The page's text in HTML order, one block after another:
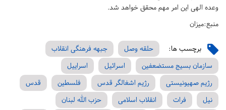
وعده الهی این امر مهم محقق خواهد شد.
منبع:میزان
برچسب ها: حلقه وصل
جبهه فرهنگی انقلاب
سازمان بسیج مستضعفین
اسرائیل
اسراییل
رژیم صهیونیستی
رژیم اشغالگر قدس فلسطین
قدس
نیل
فرات انقلاب اسلامی
حزب الله لبنان